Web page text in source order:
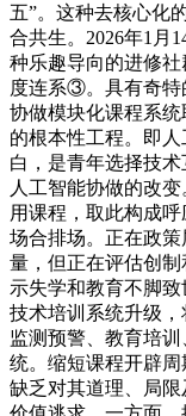
五”。这种去核心化
合共生。2026年1月
种乐趣导向的进修
度连系③。具有奇特
协做模块化课程系
的根本性工程。即
白，是青年选择技
人工智能协做的改
用课程，取此构成
场合排场。正在政
量，但正在评估创
示失学和教育不脚
技术培训系统升级
监测预警、教育培
统。缩短课程开辟周
缺乏对其道理、局